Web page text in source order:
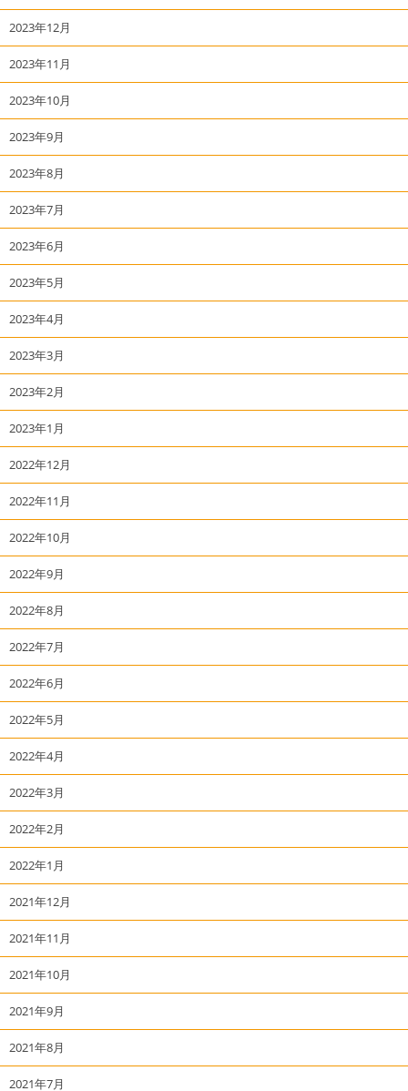
2023年12月
2023年11月
2023年10月
2023年9月
2023年8月
2023年7月
2023年6月
2023年5月
2023年4月
2023年3月
2023年2月
2023年1月
2022年12月
2022年11月
2022年10月
2022年9月
2022年8月
2022年7月
2022年6月
2022年5月
2022年4月
2022年3月
2022年2月
2022年1月
2021年12月
2021年11月
2021年10月
2021年9月
2021年8月
2021年7月